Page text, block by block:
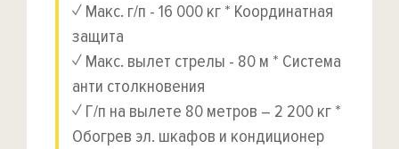
✓ Макс. г/п - 16 000 кг * Координатная
защита
✓ Макс. вылет стрелы - 80 м * Система
анти столкновения
✓ Г/п на вылете 80 метров – 2 200 кг *
Обогрев эл. шкафов и кондиционер